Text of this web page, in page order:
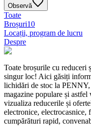
Observă
Toate
Broșuri10
Locații, program de lucru
Despre
Toate broșurile cu reduceri
singur loc! Aici găsiți
lichidări de stoc la
magazine populare și
vizualiza reducerile și
electronice, electrocasnice,
cumpărături rapid,